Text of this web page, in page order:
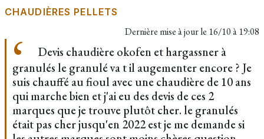
CHAUDIÈRES PELLETS
Dernière mise à jour le 16/10 à 19:08
Devis chaudière okofen et hargassner à
granulés le granulé va t il augementer encore ? Je
suis chauffé au fioul avec une chaudière de 10 ans
qui marche bien et j'ai eu des devis de ces 2
marques que je trouve plutôt cher. le granulés
était pas cher jusqu'en 2022 est je me demande si